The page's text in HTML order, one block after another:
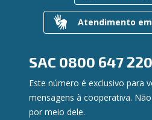
Contato
Canal de Ética
Ouvidoria
Atendimento
SAC 0800 647
Este número é exclusivo para
mensagens à cooperativa.
por meio dele.